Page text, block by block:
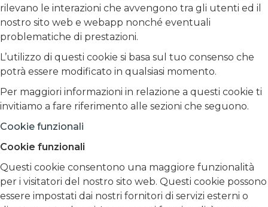
rilevano le interazioni che avvengono tra gli utenti ed il
nostro sito web e webapp nonché eventuali
problematiche di prestazioni.
L’utilizzo di questi cookie si basa sul tuo consenso che
potrà essere modificato in qualsiasi momento.
Per maggiori informazioni in relazione a questi cookie ti
invitiamo a fare riferimento alle sezioni che seguono.
Cookie funzionali
Cookie funzionali
Questi cookie consentono una maggiore funzionalità
per i visitatori del nostro sito web. Questi cookie possono
essere impostati dai nostri fornitori di servizi esterni o